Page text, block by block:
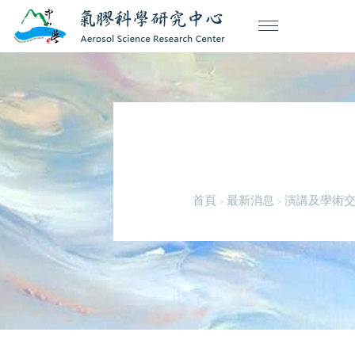
首頁 >最新消息 >演講及學術